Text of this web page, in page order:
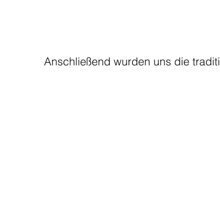
Anschließend wurden uns die